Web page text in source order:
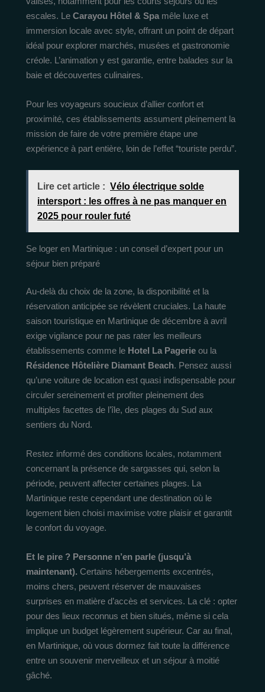
escales. Le Carayou Hôtel & Spa mêle luxe et
immersion locale avec style, offrant un point de départ
idéal pour explorer marchés, musées et gastronomie
créole. L’animation y est garantie, entre balades sur la
baie et découvertes culinaires.
Pour les voyageurs soucieux d’allier confort et
proximité, ces établissements assument pleinement la
mission de faire de votre première étape une
expérience à part entière, loin de l’effet “touriste perdu”.
Lire cet article : Vélo électrique solde
intersport : les offres à ne pas manquer en
2025 pour rouler futé
Se loger en Martinique : un conseil d’expert pour un
séjour bien préparé
Au-delà du choix de la zone, la disponibilité et la
réservation anticipée se révèlent cruciales. La haute
saison touristique en Martinique de décembre à avril
exige vigilance pour ne pas rater les meilleurs
établissements comme le Hotel La Pagerie ou la
Résidence Hôtelière Diamant Beach. Pensez aussi
qu’une voiture de location est quasi indispensable pour
circuler sereinement et profiter pleinement des
multiples facettes de l’île, des plages du Sud aux
sentiers du Nord.
Restez informé des conditions locales, notamment
concernant la présence de sargasses qui, selon la
période, peuvent affecter certaines plages. La
Martinique reste cependant une destination où le
logement bien choisi maximise votre plaisir et garantit
le confort du voyage.
Et le pire ? Personne n’en parle (jusqu’à
maintenant). Certains hébergements excentrés,
moins chers, peuvent réserver de mauvaises
surprises en matière d’accès et services. La clé : opter
pour des lieux reconnus et bien situés, même si cela
implique un budget légèrement supérieur. Car au final,
en Martinique, où vous dormez fait toute la différence
entre un souvenir merveilleux et un séjour à moitié
gâché.